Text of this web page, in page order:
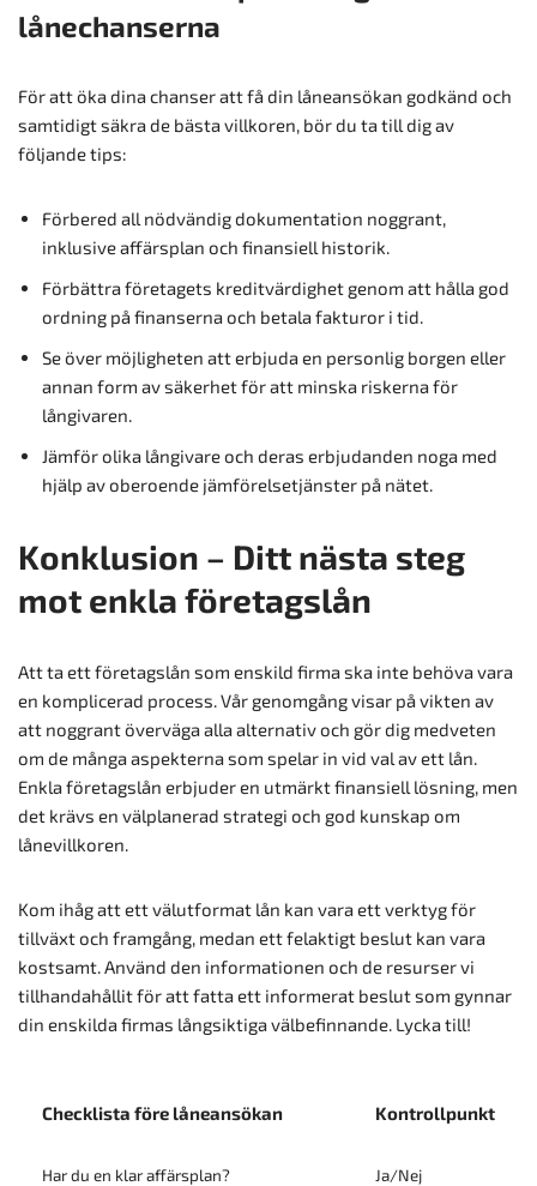
lånechanserna
För att öka dina chanser att få din låneansökan godkänd och
samtidigt säkra de bästa villkoren, bör du ta till dig av
följande tips:
Förbered all nödvändig dokumentation noggrant,
inklusive affärsplan och finansiell historik.
Förbättra företagets kreditvärdighet genom att hålla god
ordning på finanserna och betala fakturor i tid.
Se över möjligheten att erbjuda en personlig borgen eller
annan form av säkerhet för att minska riskerna för
långivaren.
Jämför olika långivare och deras erbjudanden noga med
hjälp av oberoende jämförelsetjänster på nätet.
Konklusion – Ditt nästa steg
mot enkla företagslån
Att ta ett företagslån som enskild firma ska inte behöva vara
en komplicerad process. Vår genomgång visar på vikten av
att noggrant överväga alla alternativ och gör dig medveten
om de många aspekterna som spelar in vid val av ett lån.
Enkla företagslån erbjuder en utmärkt finansiell lösning, men
det krävs en välplanerad strategi och god kunskap om
lånevillkoren.
Kom ihåg att ett välutformat lån kan vara ett verktyg för
tillväxt och framgång, medan ett felaktigt beslut kan vara
kostsamt. Använd den informationen och de resurser vi
tillhandahållit för att fatta ett informerat beslut som gynnar
din enskilda firmas långsiktiga välbefinnande. Lycka till!
Checklista före låneansökan Kontrollpunkt
Har du en klar affärsplan? Ja/Nej